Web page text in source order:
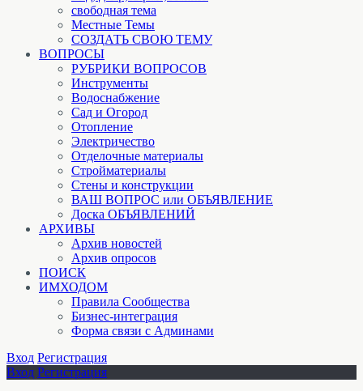
свободная тема
Местные Темы
СОЗДАТЬ СВОЮ ТЕМУ
ВОПРОСЫ
РУБРИКИ ВОПРОСОВ
Инструменты
Водоснабжение
Сад и Огород
Отопление
Электричество
Отделочные материалы
Стройматериалы
Стены и конструкции
ВАШ ВОПРОС или ОБЪЯВЛЕНИЕ
Доска ОБЪЯВЛЕНИЙ
АРХИВЫ
Архив новостей
Архив опросов
ПОИСК
ИМХОДОМ
Правила Сообщества
Бизнес-интеграция
Форма связи с Админами
Вход Регистрация
Вход Регистрация